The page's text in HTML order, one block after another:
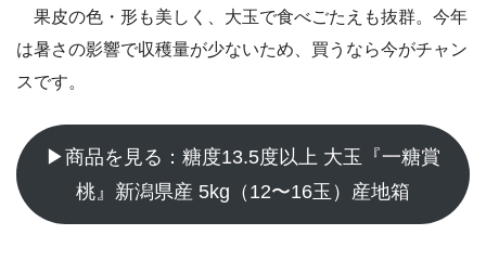
果皮の色・形も美しく、大玉で食べごたえも抜群。今年
は暑さの影響で収穫量が少ないため、買うなら今がチャン
スです。
▶商品を見る：糖度13.5度以上 大玉『一糖賞
桃』新潟県産 5kg（12〜16玉）産地箱